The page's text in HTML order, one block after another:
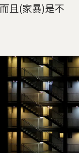
且(家暴)是不